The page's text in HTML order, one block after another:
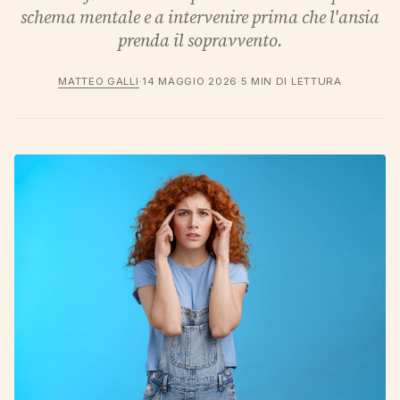
schema mentale e a intervenire prima che l'ansia
prenda il sopravvento.
MATTEO GALLI ·14 MAGGIO 2026 ·5 MIN DI LETTURA